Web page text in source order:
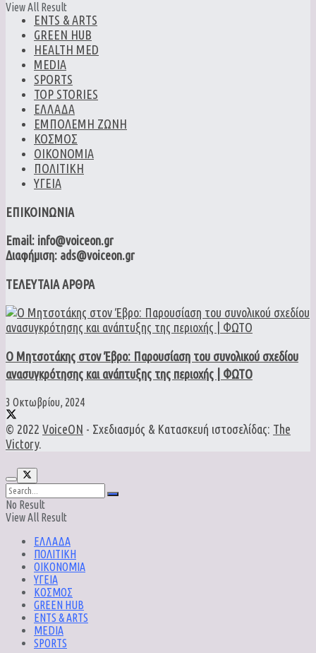
View All Result
ENTS & ARTS
GREEN HUB
HEALTH MED
MEDIA
SPORTS
TOP STORIES
ΕΛΛΑΔΑ
ΕΜΠΟΛΕΜΗ ΖΩΝΗ
ΚΟΣΜΟΣ
ΟΙΚΟΝΟΜΙΑ
ΠΟΛΙΤΙΚΗ
ΥΓΕΙΑ
ΕΠΙΚΟΙΝΩΝΙΑ
Email: info@voiceon.gr
Διαφήμιση: ads@voiceon.gr
ΤΕΛΕΥΤΑΙΑ ΑΡΘΡΑ
Ο Μητσοτάκης στον Έβρο: Παρουσίαση του συνολικού σχεδίου
ανασυγκρότησης και ανάπτυξης της περιοχής | ΦΩΤΟ
3 Οκτωβρίου, 2024
© 2022 VoiceON - Σχεδιασμός & Κατασκευή ιστοσελίδας: The
Victory.
No Result
View All Result
ΕΛΛΑΔΑ
ΠΟΛΙΤΙΚΗ
ΟΙΚΟΝΟΜΙΑ
ΥΓΕΙΑ
ΚΟΣΜΟΣ
GREEN HUB
ENTS & ARTS
MEDIA
SPORTS